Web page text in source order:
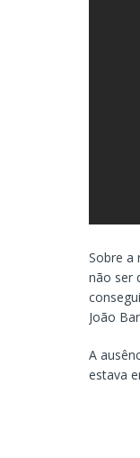
Sobre a
não ser
João
A
estava